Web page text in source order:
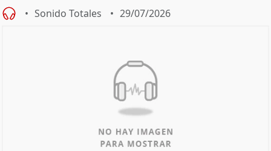
Sonido Totales 29/07/2026